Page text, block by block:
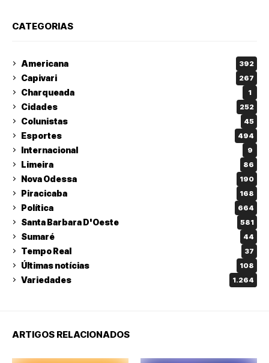
CATEGORIAS
Americana 392
Capivari 267
Charqueada 1
Cidades 252
Colunistas 45
Esportes 494
Internacional 9
Limeira 86
Nova Odessa 190
Piracicaba 168
Política 664
Santa Barbara D'Oeste 581
Sumaré 44
Tempo Real 37
Últimas notícias 108
Variedades 1.264
ARTIGOS RELACIONADOS